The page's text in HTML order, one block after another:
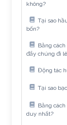
không?
Tại sao
bốn?
Bằng
đẩy chúng đi
Động tác
Tại sao
Bằng
duy nhất?